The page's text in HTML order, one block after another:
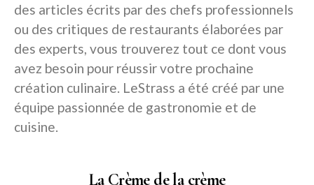
des articles écrits par des chefs professionnels
ou des critiques de restaurants élaborées par
des experts, vous trouverez tout ce dont vous
avez besoin pour réussir votre prochaine
création culinaire. LeStrass a été créé par une
équipe passionnée de gastronomie et de
cuisine.
La Crème de la crème